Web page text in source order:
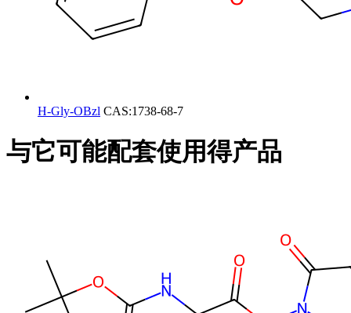
H-Gly-OBzl CAS:1738-68-7
与它可能配套使用得产品